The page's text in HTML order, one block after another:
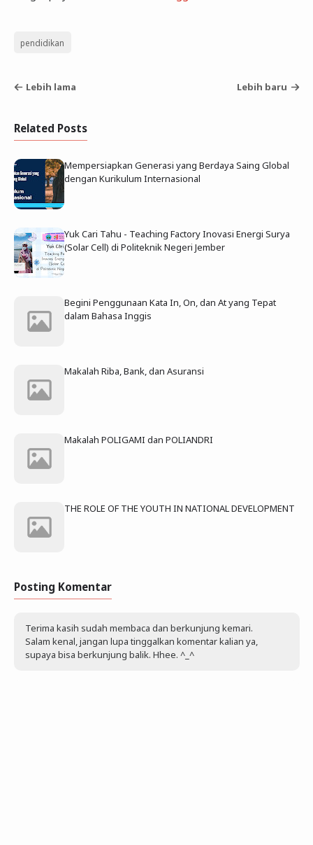
pendidikan
Lebih lama Lebih baru
Related Posts
Mempersiapkan Generasi yang Berdaya Saing Global
dengan Kurikulum Internasional
Yuk Cari Tahu - Teaching Factory Inovasi Energi Surya
(Solar Cell) di Politeknik Negeri Jember
Begini Penggunaan Kata In, On, dan At yang Tepat
dalam Bahasa Inggis
Makalah Riba, Bank, dan Asuransi
Makalah POLIGAMI dan POLIANDRI
THE ROLE OF THE YOUTH IN NATIONAL DEVELOPMENT
Posting Komentar
Terima kasih sudah membaca dan berkunjung kemari.
Salam kenal, jangan lupa tinggalkan komentar kalian ya,
supaya bisa berkunjung balik. Hhee. ^_^